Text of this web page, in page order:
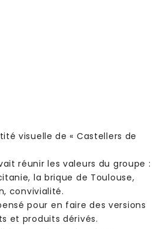
visuelle de « Castellers de
réunir les valeurs du groupe :
la brique de Toulouse,
convivialité.
pour en faire des versions
et produits dérivés.